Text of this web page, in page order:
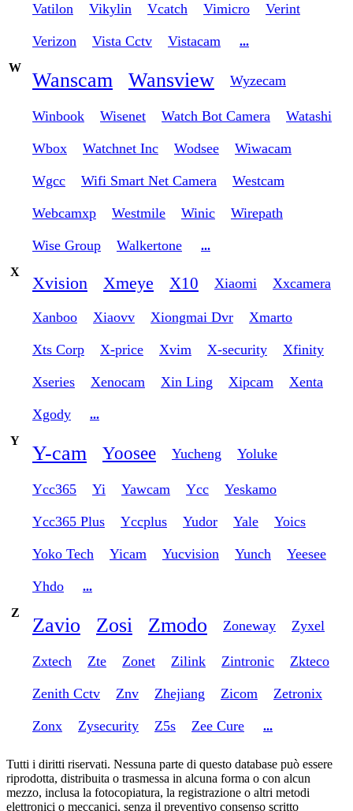
Vatilon Vikylin Vcatch Vimicro Verint
Verizon Vista Cctv Vistacam
...
W
Wanscam Wansview Wyzecam
Winbook Wisenet Watch Bot Camera Watashi
Wbox Watchnet Inc Wodsee Wiwacam
Wgcc Wifi Smart Net Camera Westcam
Webcamxp Westmile Winic Wirepath
Wise Group Walkertone
...
X
Xvision Xmeye X10 Xiaomi Xxcamera
Xanboo Xiaovv Xiongmai Dvr Xmarto
Xts Corp X-price Xvim X-security Xfinity
Xseries Xenocam Xin Ling Xipcam Xenta
Xgody
...
Y
Y-cam Yoosee Yucheng Yoluke
Ycc365 Yi Yawcam Ycc Yeskamo
Ycc365 Plus Yccplus Yudor Yale Yoics
Yoko Tech Yicam Yucvision Yunch Yeesee
Yhdo
...
Z
Zavio Zosi Zmodo Zoneway Zyxel
Zxtech Zte Zonet Zilink Zintronic Zkteco
Zenith Cctv Znv Zhejiang Zicom Zetronix
Zonx Zysecurity Z5s Zee Cure ...
Tutti i diritti riservati. Nessuna parte di questo database può essere
riprodotta, distribuita o trasmessa in alcuna forma o con alcun
mezzo, inclusa la fotocopiatura, la registrazione o altri metodi
elettronici o meccanici, senza il preventivo consenso scritto